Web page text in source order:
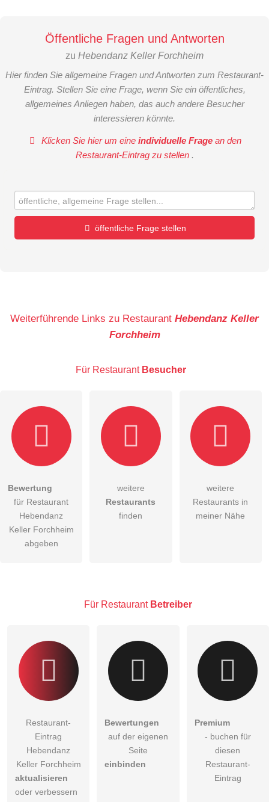
Öffentliche Fragen und Antworten
zu Hebendanz Keller Forchheim
Hier finden Sie allgemeine Fragen und Antworten zum Restaurant-
Eintrag. Stellen Sie eine Frage, wenn Sie ein öffentliches,
allgemeines Anliegen haben, das auch andere Besucher
interessieren könnte.
Klicken Sie hier um eineindividuelle Frage an den
Restaurant-Eintrag zu stellen .
öffentliche Frage stellen
Die Datenschutzerklärunghabe ich zur Kenntnis genommen.
öffentliche Frage stellen
Restaurant-Eintrag zu stellen.
Weiterführende Links zu Restaurant Hebendanz Keller
Forchheim
Für Restaurant Besucher
Bewertung
für Restaurant
Hebendanz
Keller Forchheim
abgeben
weitere
Restaurants
finden
weitere
Restaurants in
meiner Nähe
Für Restaurant Betreiber
Restaurant-
Eintrag
Hebendanz
Keller Forchheim
aktualisieren
oder verbessern
Bewertungen
auf der eigenen
Seite
einbinden
Premium
- buchen für
diesen
Restaurant-
Eintrag